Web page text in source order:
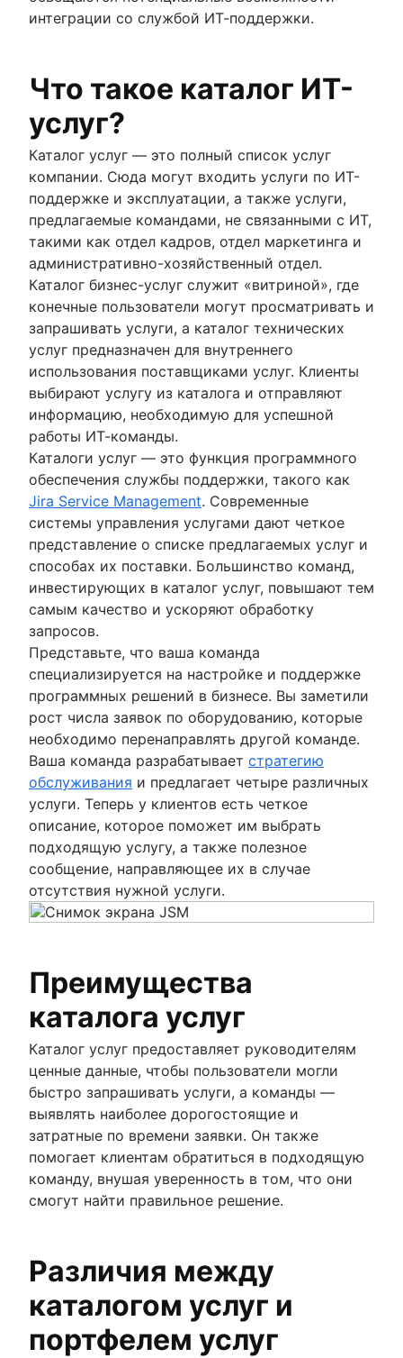
восстановления работы ИТ
Примеры планов аварийного
Рекомендации по отслеживанию багов
Хронологии
Автоматизируйте оповещения клиентов
Ретроспективы
Глоссарий
Читать справочник
Compliance Management Software
Compliance Management Software
Compliance Management Software
новых сотрудников
Список задач для адаптации сотрудников
Предоставление ИТ-услуг
Программное обеспечение справочной
отдела кадров
Центр кадровых услуг
Управление обращениями в отдел кадров
Инструменты управления изменениями
Автоматизация управления персоналом
Совершенствование процессов управления
персоналом
Управление данными
Модель предоставления кадровых услуг
Управление кадровыми знаниями
Автоматизация рабочих процессов
персоналом
Обновление системы
Сопоставление услуг
интеграции со службой ИТ-поддержки.
Что такое каталог ИТ-
услуг?
Каталог услуг — это полный список услуг
компании. Сюда могут входить услуги по ИТ-
поддержке и эксплуатации, а также услуги,
предлагаемые командами, не связанными с ИТ,
такими как отдел кадров, отдел маркетинга и
административно-хозяйственный отдел.
Каталог бизнес-услуг служит «витриной», где
конечные пользователи могут просматривать и
запрашивать услуги, а каталог технических
услуг предназначен для внутреннего
использования поставщиками услуг. Клиенты
выбирают услугу из каталога и отправляют
информацию, необходимую для успешной
работы ИТ-команды.
Каталоги услуг — это функция программного
обеспечения службы поддержки, такого как
Jira Service Management. Современные
системы управления услугами дают четкое
представление о списке предлагаемых услуг и
способах их поставки. Большинство команд,
инвестирующих в каталог услуг, повышают тем
самым качество и ускоряют обработку
запросов.
Представьте, что ваша команда
специализируется на настройке и поддержке
программных решений в бизнесе. Вы заметили
рост числа заявок по оборудованию, которые
необходимо перенаправлять другой команде.
Ваша команда разрабатывает стратегию
обслуживания и предлагает четыре различных
услуги. Теперь у клиентов есть четкое
описание, которое поможет им выбрать
подходящую услугу, а также полезное
сообщение, направляющее их в случае
отсутствия нужной услуги.
Преимущества
каталога услуг
Каталог услуг предоставляет руководителям
ценные данные, чтобы пользователи могли
быстро запрашивать услуги, а команды —
выявлять наиболее дорогостоящие и
затратные по времени заявки. Он также
помогает клиентам обратиться в подходящую
команду, внушая уверенность в том, что они
смогут найти правильное решение.
Различия между
каталогом услуг и
портфелем услуг